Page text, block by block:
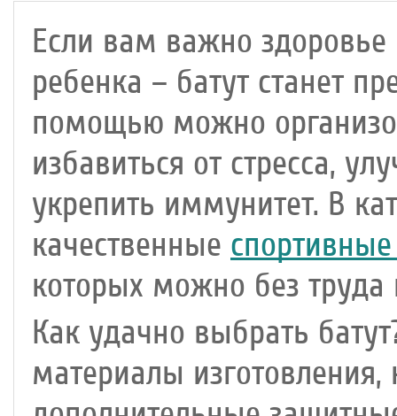
Если вам важно здоровье
ребенка – батут станет
помощью можно
избавиться от стресса,
укрепить иммунитет. В
качественные
которых можно без труда
Как удачно выбрать
материалы